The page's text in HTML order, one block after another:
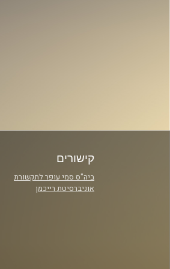
קישורים
ביה"ס סמי עופר לתקשורת
אוניברסיטת רייכמן